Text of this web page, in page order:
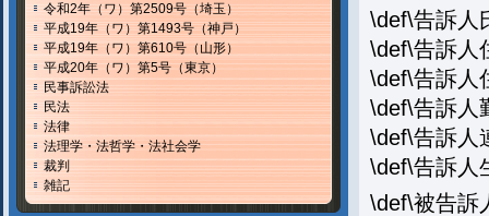
令和2年（ワ）第2509号（埼玉）
平成19年（ワ）第1493号（神戸）
平成19年（ワ）第610号（山形）
平成20年（ワ）第5号（東京）
民事訴訟法
民法
法律
法理学・法哲学・法社会学
裁判
雑記
\def\告訴人
\def\告訴人
\def\告訴人
\def\告訴人
\def\告訴人
\def\告訴人
\def\被告